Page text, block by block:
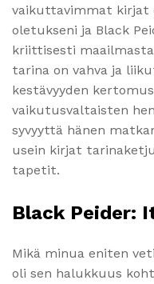
vaikuttavimmat kirjat
oletukseni ja Black
kriittisesti
tarina on vahva ja
kestävyyden
vaikutusvaltaisten
syvyyttä hänen
usein kirjat
tapetit.
Black Peider:
Mikä minua eniten
oli sen halukkuus